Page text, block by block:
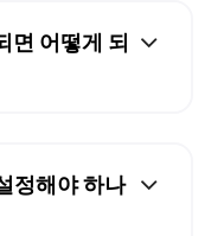
면 어떻게 되
정해야 하나